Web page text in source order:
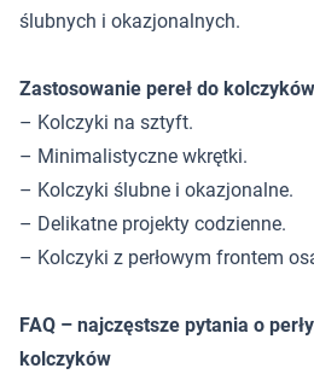
ślubnych i okazjonalnych.
Zastosowanie pereł do
– Kolczyki na sztyft.
– Minimalistyczne wkrętki.
– Kolczyki ślubne i okazjonalne.
– Delikatne projekty codzienne.
– Kolczyki z perłowym frontem
FAQ – najczęstsze pytania o
kolczyków